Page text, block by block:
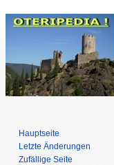
Hauptseite
Letzte Änderungen
Zufällige Seite